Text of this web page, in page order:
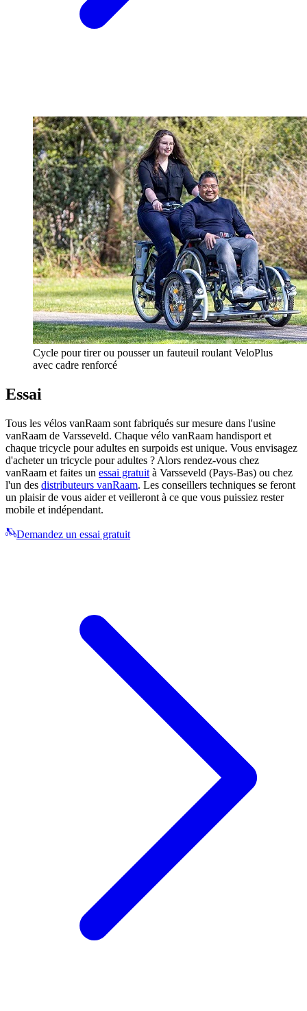
Cycle pour tirer ou pousser un fauteuil roulant VeloPlus
avec cadre renforcé
Essai
Tous les vélos vanRaam sont fabriqués sur mesure dans l'usine
vanRaam de Varsseveld. Chaque vélo vanRaam handisport et
chaque tricycle pour adultes en surpoids est unique. Vous envisagez
d'acheter un tricycle pour adultes ? Alors rendez-vous chez
vanRaam et faites un essai gratuit à Varsseveld (Pays-Bas) ou chez
l'un des distributeurs vanRaam. Les conseillers techniques se feront
un plaisir de vous aider et veilleront à ce que vous puissiez rester
mobile et indépendant.
Demandez un essai gratuit